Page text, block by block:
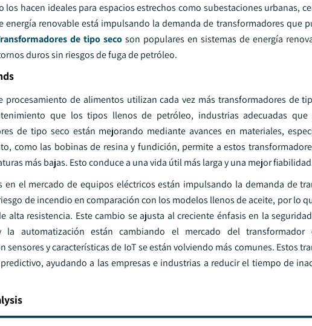
hacen ideales para espacios estrechos como subestaciones urbanas,
renovable está impulsando la demanda de transformadores que
de tipo seco son populares en sistemas de energía
duros sin riesgos de fuga de petróleo.
procesamiento de alimentos utilizan cada vez más transformadores de
que los tipos llenos de petróleo, industrias adecuadas
de tipo seco están mejorando mediante avances en materiales,
como las bobinas de resina y fundición, permite a estos
más bajas. Esto conduce a una vida útil más larga y una mejor
en el mercado de equipos eléctricos están impulsando la demanda de
de incendio en comparación con los modelos llenos de aceite, por lo
alta resistencia. Este cambio se ajusta al creciente énfasis en la
automatización están cambiando el mercado del transformador
y características de IoT se están volviendo más comunes. Estos
ayudando a las empresas e industrias a reducir el tiempo de